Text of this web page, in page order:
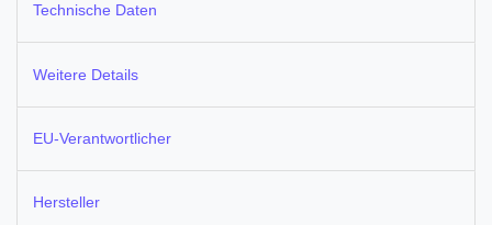
Technische Daten
Weitere Details
EU-Verantwortlicher
Hersteller